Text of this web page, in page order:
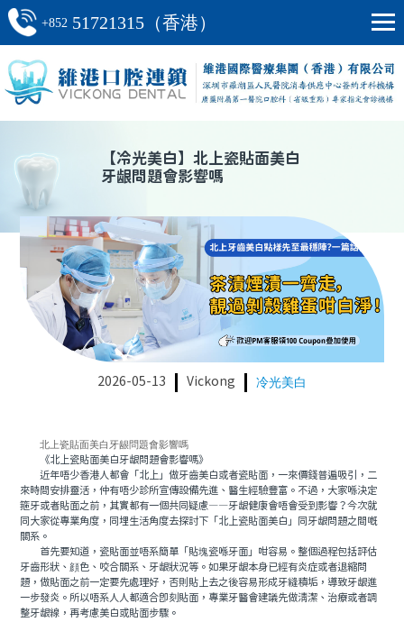
+852 51721315（香港）
【冷光美白】 北上瓷貼面美白
牙龈問題會影響嗎
2026-05-13 Vickong 冷光美白
北上瓷貼面美白牙龈問題會影響嗎
《北上瓷貼面美白牙龈問題會影響嗎》
近年唔少香港人都會「北上」做牙齒美白或者瓷貼面，一來價錢普遍吸引，二
來時間安排靈活，仲有唔少診所宣傳設備先進、醫生經驗豐富。不過，大家喺決定
箍牙或者貼面之前，其實都有一個共同疑慮——牙龈健康會唔會受到影響？今次就
同大家從專業角度，同埋生活角度去探討下「北上瓷貼面美白」同牙龈問題之間嘅
關系。
首先要知道，瓷貼面並唔系簡單「貼塊瓷喺牙面」咁容易。整個過程包括評估
牙齒形狀、顔色、咬合關系、牙龈狀況等。如果牙龈本身已經有炎症或者退縮問
題，做貼面之前一定要先處理好，否則貼上去之後容易形成牙縫積垢，導致牙龈進
一步發炎。所以唔系人人都適合即刻貼面，專業牙醫會建議先做清潔、治療或者調
整牙龈線，再考慮美白或貼面步驟。